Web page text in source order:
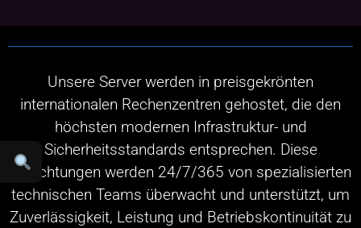
Unsere Server werden in preisgekrönten
internationalen Rechenzentren gehostet, die den
höchsten modernen Infrastruktur- und
Sicherheitsstandards entsprechen. Diese
Einrichtungen werden 24/7/365 von spezialisierten
technischen Teams überwacht und unterstützt, um
Zuverlässigkeit, Leistung und Betriebskontinuität zu